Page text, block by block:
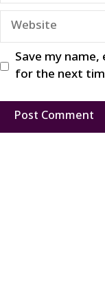
Website
Save my
for the next